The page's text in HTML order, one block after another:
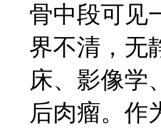
骨中段可见
界不清，无
床、影像学
后肉瘤。作